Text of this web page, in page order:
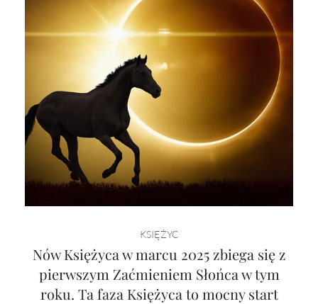
KSIĘŻYC
Nów Księżyca w marcu 2025 zbiega się z
pierwszym Zaćmieniem Słońca w tym
roku. Ta faza Księżyca to mocny start